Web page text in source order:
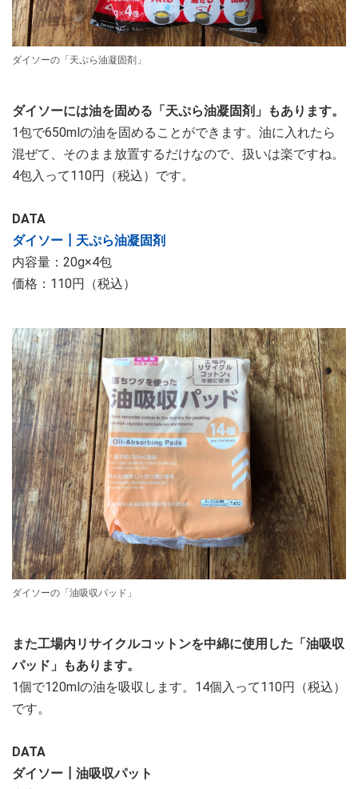
ダイソーの「天ぷら油凝固剤」
ダイソーには油を固める「天ぷら油凝固剤」もあります。
1包で650mlの油を固めることができます。油に入れたら
混ぜて、そのまま放置するだけなので、扱いは楽ですね。
4包入って110円（税込）です。
DATA
ダイソー┃天ぷら油凝固剤
内容量：20g×4包
価格：110円（税込）
ダイソーの「油吸収パッド」
また工場内リサイクルコットンを中綿に使用した「油吸収
パッド」もあります。
1個で120mlの油を吸収します。14個入って110円（税込）
です。
DATA
ダイソー┃油吸収パット